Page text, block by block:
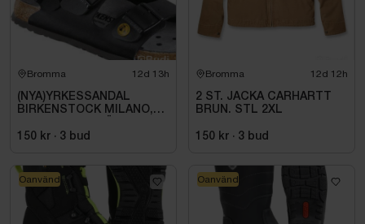
Bromma 12d 13h
(NYA)YRKESSANDAL
BIRKENSTOCK MILANO,
SVART. STL 42
150 kr · 3 bud
Bromma 12d 12h
2 ST. JACKA CARHARTT
BRUN. STL 2XL
150 kr · 3 bud
Oanvänd Oanvänd